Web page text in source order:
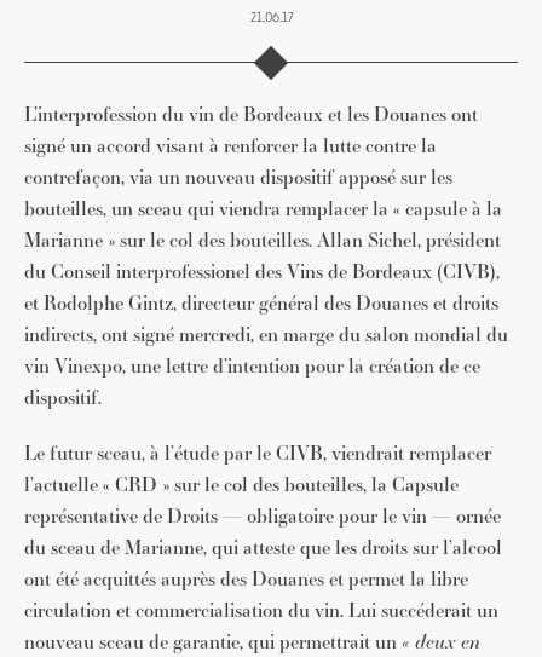
21.06.17
L’interprofession du vin de Bordeaux et les Douanes ont
signé un accord visant à renforcer la lutte contre la
contrefaçon, via un nouveau dispositif apposé sur les
bouteilles, un sceau qui viendra remplacer la « capsule à la
Marianne » sur le col des bouteilles. Allan Sichel, président
du Conseil interprofessionel des Vins de Bordeaux (CIVB),
et Rodolphe Gintz, directeur général des Douanes et droits
indirects, ont signé mercredi, en marge du salon mondial du
vin Vinexpo, une lettre d’intention pour la création de ce
dispositif.
Le futur sceau, à l’étude par le CIVB, viendrait remplacer
l’actuelle « CRD » sur le col des bouteilles, la Capsule
représentative de Droits — obligatoire pour le vin — ornée
du sceau de Marianne, qui atteste que les droits sur l’alcool
ont été acquittés auprès des Douanes et permet la libre
circulation et commercialisation du vin. Lui succéderait un
nouveau sceau de garantie, qui permettrait un « deux en